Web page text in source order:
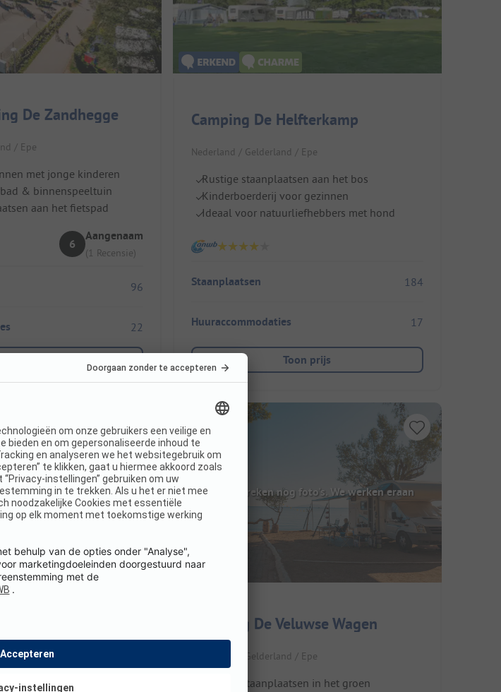
De Zandhegge
/ Epe
met jonge kinderen
& binnenspeeltuin
aan het fietspad
6
Aangenaam
(1 Recensie)
96
22
Camping De Helfterkamp
Nederland / Gelderland / Epe
Rustige staanplaatsen aan het bos
Kinderboerderij voor gezinnen
Ideaal voor natuurliefhebbers met hond
Staanplaatsen 184
Huuraccommodaties 17
Toon prijs
in het groen
Hier ontbreken nog foto's. We werken eraan
Camping De Veluwse Wagen
Nederland / Gelderland / Epe
Rustige staanplaatsen in het groen